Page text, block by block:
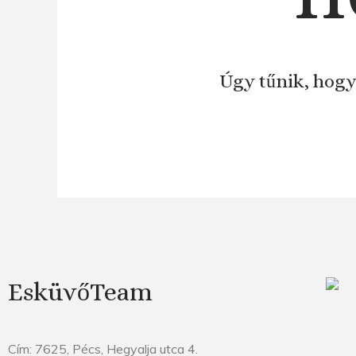
Úgy tűnik,
EsküvőTeam
Cím: 7625, Pécs, Hegyalja utca 4.